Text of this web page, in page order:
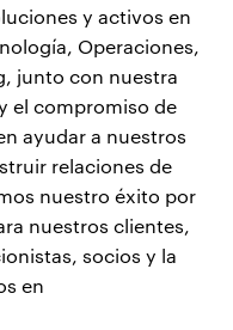
y activos en
Operaciones,
junto con nuestra
el compromiso de
ayudar a nuestros
relaciones de
nuestro éxito por
nuestros clientes,
socios y la
en